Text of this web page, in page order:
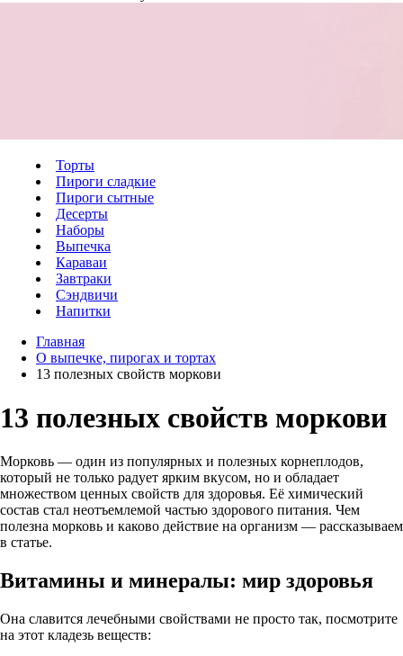
Торты
Пироги сладкие
Пироги сытные
Десерты
Наборы
Выпечка
Караваи
Завтраки
Сэндвичи
Напитки
Главная
О выпечке, пирогах и тортах
13 полезных свойств моркови
13 полезных свойств моркови
Морковь — один из популярных и полезных корнеплодов,
который не только радует ярким вкусом, но и обладает
множеством ценных свойств для здоровья. Её химический
состав стал неотъемлемой частью здорового питания. Чем
полезна морковь и каково действие на организм — рассказываем
в статье.
Витамины и минералы: мир здоровья
Она славится лечебными свойствами не просто так, посмотрите
на этот кладезь веществ: